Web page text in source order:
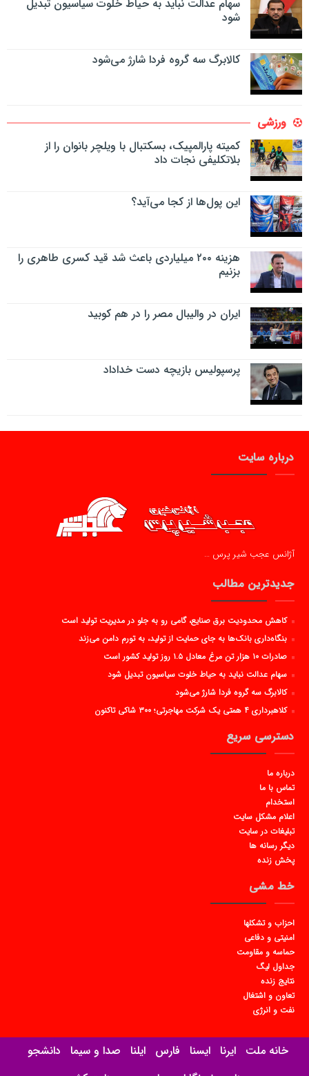
سهام عدالت نباید به حیاط خلوت سیاسیون تبدیل
شود
کالابرگ سه گروه فردا شارژ می‌شود
ورزشی
کمیته پارالمپیک، بسکتبال با ویلچر بانوان را از
بلاتکلیفی نجات داد
این پول‌ها از کجا می‌آید؟
هزینه ۲۰۰ میلیاردی باعث شد قید کسری طاهری را
بزنیم
ایران در والیبال مصر را در هم کوبید
پرسپولیس بازیچه دست خداداد
درباره سایت
آژانس عجب شیر پرس …
جدیدترین مطالب
کاهش محدودیت برق صنایع، گامی رو به جلو در مدیریت تولید است
بنگاه‌داری بانک‌ها به جای حمایت از تولید، به تورم دامن می‌زند
صادرات ۱۰ هزار تن مرغ معادل ۱.۵ روز تولید کشور است
سهام عدالت نباید به حیاط خلوت سیاسیون تبدیل شود
کالابرگ سه گروه فردا شارژ می‌شود
کلاهبرداری ۴ همتی یک شرکت مهاجرتی؛ ۳۰۰ شاکی تاکنون
دسترسی سریع
درباره ما
تماس با ما
استخدام
اعلام مشکل سایت
تبلیغات در سایت
دیگر رسانه ها
پخش زنده
خط مشی
احزاب و تشکلها
امنیتی و دفاعی
حماسه و مقاومت
جداول لیگ
نتایج زنده
تعاون و اشتغال
نفت و انرژی
خانه ملت ایرنا ایسنا فارس ایلنا صدا و سیما دانشجو